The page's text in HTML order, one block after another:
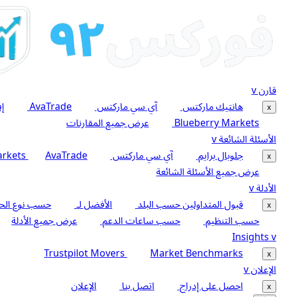
قارنv
x هانتيك ماركتس آي سي ماركتس AvaTrade
Blueberry Markets عرض جميع المقارنات
الأسئلة الشائعةv
x جلوبال برايم آي سي ماركتس AvaTrade
عرض جميع الأسئلة الشائعة
الأدلةv
x قبول المتداولين حسب البلد الأفضل لـ حسب نوع
حسب التنظيم حسب ساعات الدعم عرض جميع الأدلة
Insightsv
x
Trustpilot Movers Market Benchmarks
الإعلانv
x احصل على إدراج اتصل بنا الإعلان